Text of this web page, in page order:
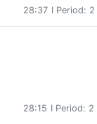
28:37 I Period: 2
28:15 I Period: 2